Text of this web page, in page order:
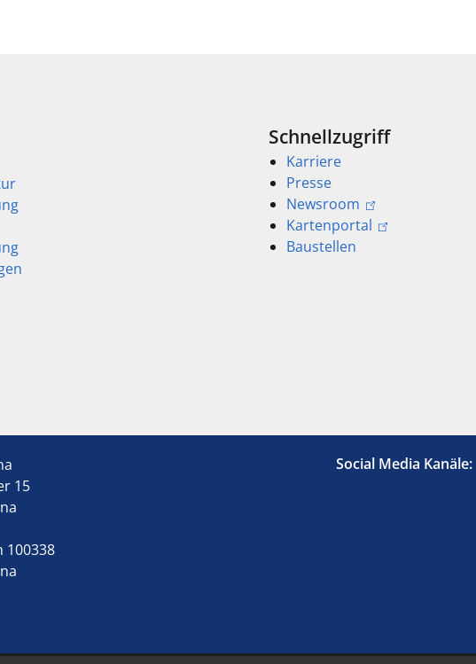
Schnellzugriff
Karriere
Presse
Newsroom
Kartenportal
Baustellen
15
100338
Social Media Kanäle: